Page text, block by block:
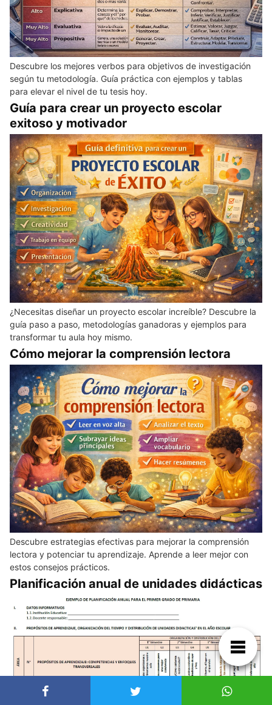
Descubre los mejores verbos para objetivos de investigación
según tu metodología. Guía práctica con ejemplos y tablas
para elevar el nivel de tu tesis hoy.
Guía para crear un proyecto escolar
exitoso y motivador
¿Necesitas diseñar un proyecto escolar increíble? Descubre la
guía paso a paso, metodologías ganadoras y ejemplos para
transformar tu aula hoy mismo.
Cómo mejorar la comprensión lectora
Descubre estrategias efectivas para mejorar la comprensión
lectora y potenciar tu aprendizaje. Aprende a leer mejor con
estos consejos prácticos.
Planificación anual de unidades didácticas